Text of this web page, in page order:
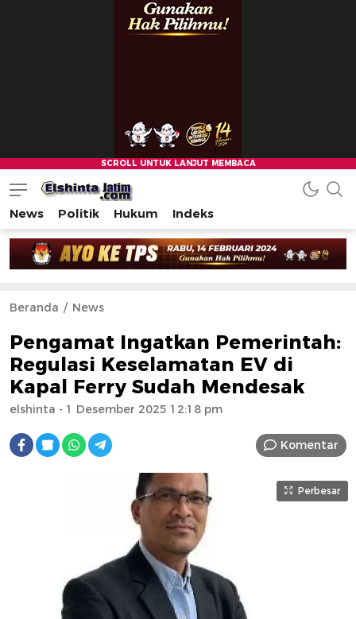
News Politik Hukum Indeks
Beranda News
Pengamat Ingatkan Pemerintah:
Regulasi Keselamatan EV di
Kapal Ferry Sudah Mendesak
elshinta - 1 Desember 2025 12:18 pm
Komentar
Perbesar